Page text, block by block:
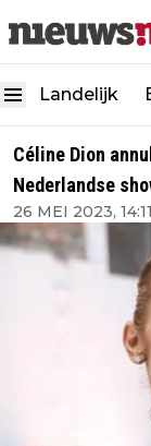
Landelijk
Céline Dion
Nederlandse
26 MEI 2023, 14:11